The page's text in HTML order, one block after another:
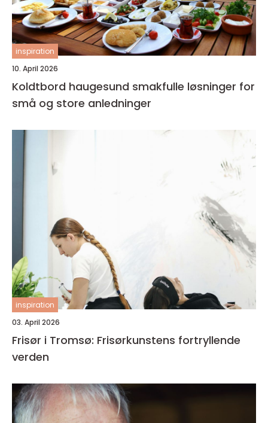
inspiration
10. April 2026
Koldtbord haugesund smakfulle løsninger for
små og store anledninger
inspiration
03. April 2026
Frisør i Tromsø: Frisørkunstens fortryllende
verden